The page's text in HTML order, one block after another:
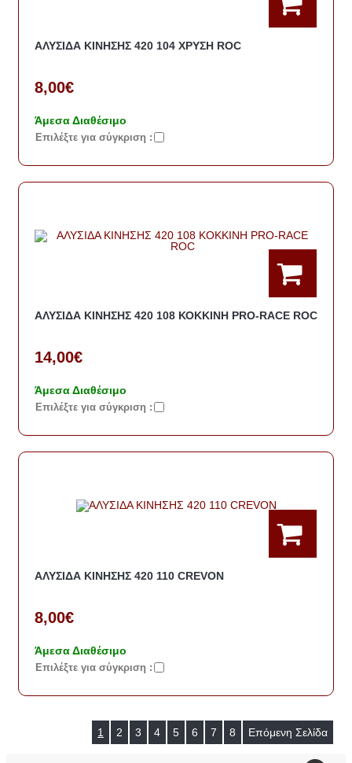
ΑΛΥΣΙΔΑ ΚΙΝΗΣΗΣ 420 104 ΧΡΥΣΗ ROC
8,00€
Άμεσα Διαθέσιμο
Eπιλέξτε για σύγκριση :
ΑΛΥΣΙΔΑ ΚΙΝΗΣΗΣ 420 108 ΚΟΚΚΙΝΗ PRO-RACE ROC
14,00€
Άμεσα Διαθέσιμο
Eπιλέξτε για σύγκριση :
ΑΛΥΣΙΔΑ ΚΙΝΗΣΗΣ 420 110 CREVON
8,00€
Άμεσα Διαθέσιμο
Eπιλέξτε για σύγκριση :
1 2 3 4 5 6 7 8 Επόμενη Σελίδα